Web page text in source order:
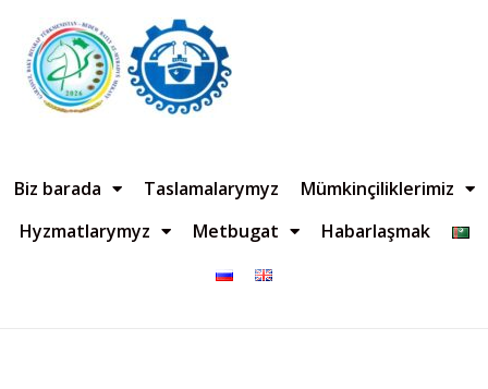
Biz barada Taslamalarymyz
Mümkinçiliklerimiz
Hyzmatlarymyz
Metbugat Habarlaşmak